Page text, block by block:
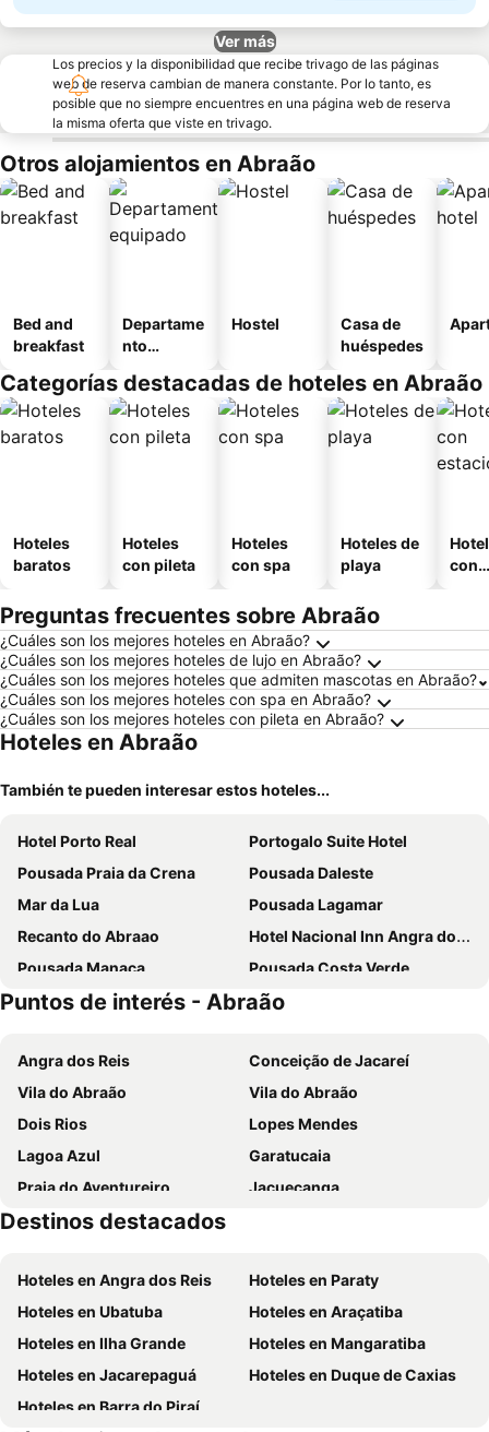
Ver más
Los precios y la disponibilidad que recibe trivago de las páginas
web de reserva cambian de manera constante. Por lo tanto, es
posible que no siempre encuentres en una página web de reserva
la misma oferta que viste en trivago.
Otros alojamientos en Abraão
Bed and
breakfast
Departame
nto
Hostel
Casa de
huéspedes
Categorías destacadas de hoteles en Abraão
Hoteles
baratos
Hoteles
con pileta
Hoteles
con spa
Hoteles de
playa
con
Preguntas frecuentes sobre Abraão
¿Cuáles son los mejores hoteles en Abraão?
¿Cuáles son los mejores hoteles de lujo en Abraão?
¿Cuáles son los mejores hoteles que admiten mascotas en Abraão?
¿Cuáles son los mejores hoteles con spa en Abraão?
¿Cuáles son los mejores hoteles con pileta en Abraão?
Hoteles en Abraão
También te pueden interesar estos hoteles...
Hotel Porto Real
Portogalo Suite Hotel
Pousada Praia da Crena
Pousada Daleste
Mar da Lua
Pousada Lagamar
Recanto do Abraao
Hotel Nacional Inn Angra dos Reis
Pousada Manaca
Pousada Costa Verde
Pousada Casablanca
CLH Suites Ilha Grande
Recanto da Ilha
Pousada Telhado Azul
Pousada Rubi
Lonier Praia Inn Flats
Pousada Caúca
Vila Pedra Mar
Pousada Cabanas Paraiso
Suites Lauberge
Pousada Portal dos Borbas
Pousada Milton
Pousada Tony Montana
Puntos de interés - Abraão
Angra dos Reis
Conceição de Jacareí
Vila do Abraão
Vila do Abraão
Dois Rios
Lopes Mendes
Lagoa Azul
Garatucaia
Praia do Aventureiro
Jacuecanga
Jacuecanga
Destinos destacados
Hoteles en Angra dos Reis
Hoteles en Paraty
Hoteles en Ubatuba
Hoteles en Araçatiba
Hoteles en Ilha Grande
Hoteles en Mangaratiba
Hoteles en Jacarepaguá
Hoteles en Duque de Caxias
Hoteles en Barra do Piraí